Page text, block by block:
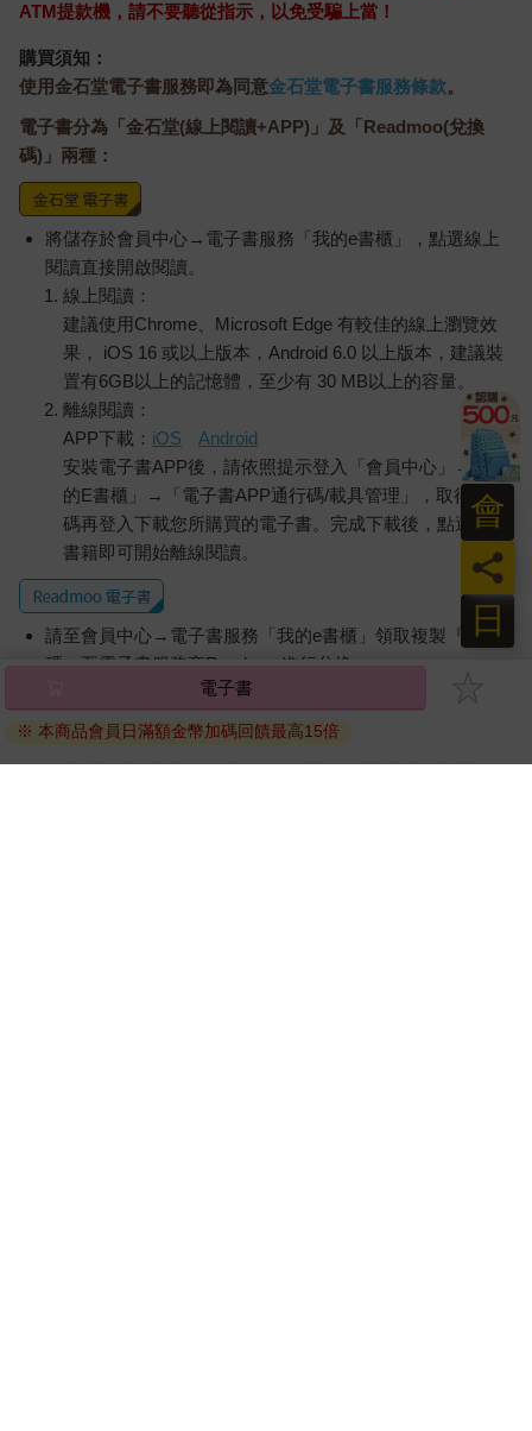
ATM提款機，請不要聽從指示，以免受騙上當！
購買須知：
使用金石堂電子書服務即為同意金石堂電子書服務條款。
電子書分為「金石堂(線上閱讀+APP)」及「Readmoo(兌換
碼)」兩種：
將儲存於會員中心→電子書服務「我的e書櫃」，點選線上
閱讀直接開啟閱讀。
線上閱讀：
建議使用Chrome、Microsoft Edge 有較佳的線上瀏覽效
果， iOS 16 或以上版本，Android 6.0 以上版本，建議裝
置有6GB以上的記憶體，至少有 30 MB以上的容量。
離線閱讀：
APP下載： iOS
Android
安裝電子書APP後，請依照提示登入「會員中心」→「我
的E書櫃」→「電子書APP通行碼/載具管理」，取得通行
碼再登入下載您所購買的電子書。完成下載後，點選任一
書籍即可開始離線閱讀。
請至會員中心→電子書服務「我的e書櫃」領取複製『兌換
碼』至電子書服務商Readmoo進行兌換。
因版權保護，您在金石堂所購買的電子書僅能以金石堂專屬
的閱讀軟體開啟閱讀，無法以其他閱讀器或直接下載檔案。
電子書
※ 本商品會員日滿額金幣加碼回饋最高15倍
日
員
會